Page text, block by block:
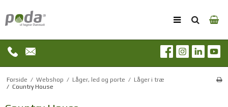
Forside / Webshop / Låger, led og porte / Låger i træ
/ Country House